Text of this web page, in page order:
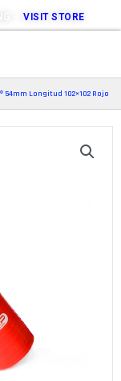
–VISIT STORE
54mm Longitud 102×102 Rojo